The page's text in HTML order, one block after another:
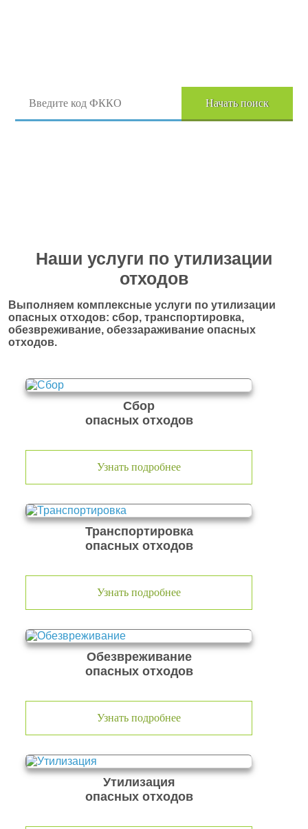
Начать поиск
Наши услуги по утилизации
отходов
Выполняем комплексные услуги по утилизации
опасных отходов: сбор, транспортировка,
обезвреживание, обеззараживание опасных
отходов.
Сбор
опасных отходов
Узнать подробнее
Транспортировка
опасных отходов
Узнать подробнее
Обезвреживание
опасных отходов
Узнать подробнее
Утилизация
опасных отходов